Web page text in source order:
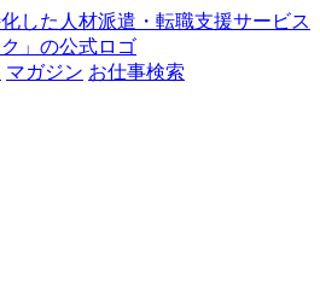
マガジン お仕事検索